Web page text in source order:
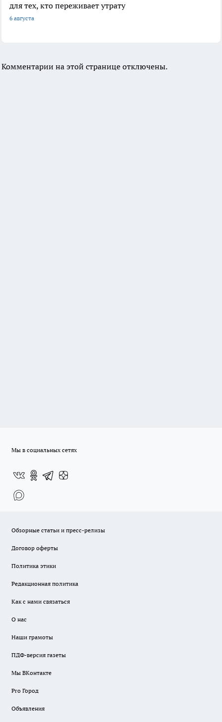
для тех, кто переживает утрату
6 августа
Комментарии на этой странице отключены.
Мы в социальных сетях
Обзорные статьи и пресс-релизы
Договор оферты
Политика этики
Редакционная политика
Как с нами связаться
О нас
Наши грамоты
ПДФ-версия газеты
Мы ВКонтакте
Pro Город
Объявления